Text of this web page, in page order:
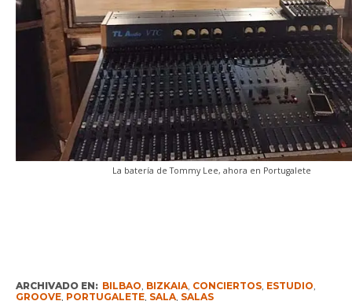
La batería de Tommy Lee, ahora en Portugalete
ARCHIVADO EN: BILBAO, BIZKAIA, CONCIERTOS, ESTUDIO,
GROOVE, PORTUGALETE, SALA, SALAS